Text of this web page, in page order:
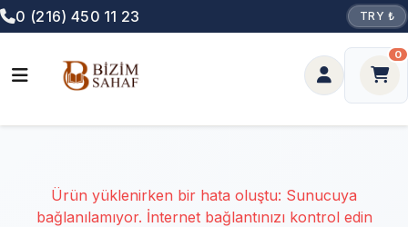
0 (216) 450 11 23 TRY ₺
0
Ürün yüklenirken bir hata oluştu: Sunucuya
bağlanılamıyor. İnternet bağlantınızı kontrol edin